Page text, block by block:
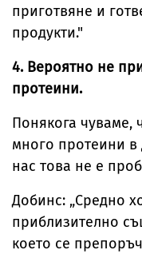
приготвяне и
продукти."
4. Вероятно не
протеини.
Понякога чуваме,
много протеини в
нас това не е
Добинс: „Средно
приблизително
което се